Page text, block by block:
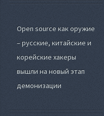
Open source как оружие
– русские, китайские и
корейские хакеры
вышли на новый этап
демонизации